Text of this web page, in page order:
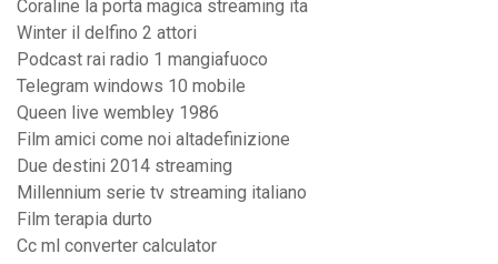
Coraline la porta magica streaming ita
Winter il delfino 2 attori
Podcast rai radio 1 mangiafuoco
Telegram windows 10 mobile
Queen live wembley 1986
Film amici come noi altadefinizione
Due destini 2014 streaming
Millennium serie tv streaming italiano
Film terapia durto
Cc ml converter calculator